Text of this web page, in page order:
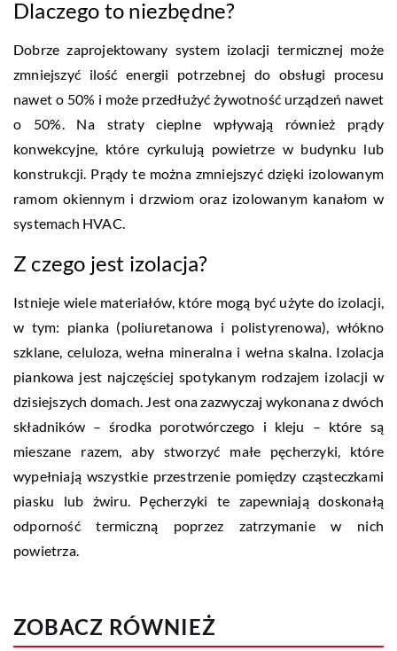
Dlaczego to niezbędne?
Dobrze zaprojektowany system izolacji termicznej może
zmniejszyć ilość energii potrzebnej do obsługi procesu
nawet o 50% i może przedłużyć żywotność urządzeń nawet
o 50%. Na straty cieplne wpływają również prądy
konwekcyjne, które cyrkulują powietrze w budynku lub
konstrukcji. Prądy te można zmniejszyć dzięki izolowanym
ramom okiennym i drzwiom oraz izolowanym kanałom w
systemach HVAC.
Z czego jest izolacja?
Istnieje wiele materiałów, które mogą być użyte do izolacji,
w tym: pianka (poliuretanowa i polistyrenowa), włókno
szklane, celuloza, wełna mineralna i wełna skalna. Izolacja
piankowa jest najczęściej spotykanym rodzajem izolacji w
dzisiejszych domach. Jest ona zazwyczaj wykonana z dwóch
składników – środka porotwórczego i kleju – które są
mieszane razem, aby stworzyć małe pęcherzyki, które
wypełniają wszystkie przestrzenie pomiędzy cząsteczkami
piasku lub żwiru. Pęcherzyki te zapewniają doskonałą
odporność termiczną poprzez zatrzymanie w nich
powietrza.
ZOBACZ RÓWNIEŻ